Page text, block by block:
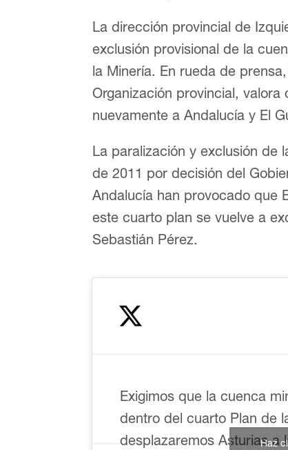
La dirección provincial de
exclusión provisional de la
la Minería. En rueda de
Organización provincial, valora
nuevamente a Andalucía y El
La paralización y exclusión de
de 2011 por decisión del
Andalucía han provocado que
este cuarto plan se vuelve a
Sebastián Pérez.
Exigimos que la cuenca
dentro del cuarto Plan de
desplazaremos Asturias a
Haz